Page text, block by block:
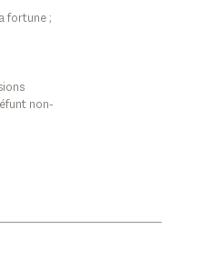
fortune ;
non-